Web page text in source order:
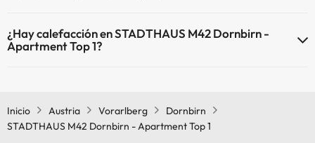
mascotas.
¿Hay calefacción en STADTHAUS M42 Dornbirn -
Apartment Top 1?
Inicio
Austria Vorarlberg
Dornbirn
STADTHAUS M42 Dornbirn - Apartment Top 1